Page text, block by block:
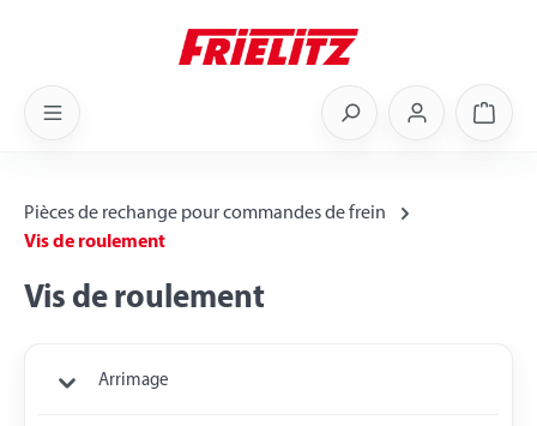
Pièces de rechange pour commandes de frein
Vis de roulement
Vis de roulement
Arrimage